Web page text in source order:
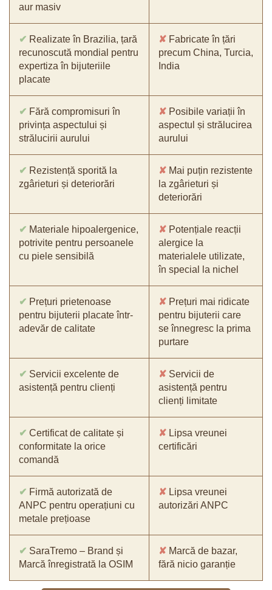
aur masiv
✔ Realizate în Brazilia, țară
recunoscută mondial pentru
expertiza în bijuteriile
placate
✘ Fabricate în țări
precum China, Turcia,
India
✔ Fără compromisuri în
privința aspectului și
strălucirii aurului
✘ Posibile variații în
aspectul și strălucirea
aurului
✔ Rezistență sporită la
zgârieturi și deteriorări
✘ Mai puțin rezistente
la zgârieturi și
deteriorări
✔ Materiale hipoalergenice,
potrivite pentru persoanele
cu piele sensibilă
✘ Potențiale reacții
alergice la
materialele utilizate,
în special la nichel
✔ Prețuri prietenoase
pentru bijuterii placate într-
adevăr de calitate
✘ Prețuri mai ridicate
pentru bijuterii care
se înnegresc la prima
purtare
✔ Servicii excelente de
asistență pentru clienți
✘ Servicii de
asistență pentru
clienți limitate
✔ Certificat de calitate și
conformitate la orice
comandă
✘ Lipsa vreunei
certificări
✔ Firmă autorizată de
ANPC pentru operațiuni cu
metale prețioase
✘ Lipsa vreunei
autorizări ANPC
✔ SaraTremo – Brand și
Marcă înregistrată la OSIM
✘ Marcă de bazar,
fără nicio garanție